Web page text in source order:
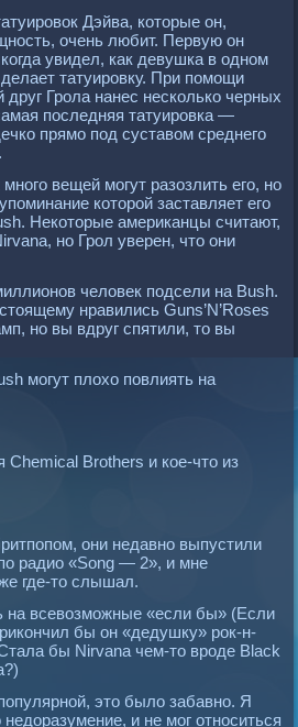
Дэйва, которые он,
очень любит. Первую он
увидел, как девушка в одном
татуировку. При помощи
Грола нанес несколько черных
последняя татуировка —
прямо под суставом среднего
много вещей могут разозлить его, но
которой заставляет его
Некоторые американцы считают,
но Грол уверен, что они
человек подсели на Bush.
нравились Guns’N’Roses
но вы вдруг спятили, то вы
могут плохо повлиять на
Brothers и кое-что из
они недавно выпустили
радио «Song — 2», и мне
где-то слышал.
на всевозможные «если бы» (Если
бы он «дедушку» рок-н-
бы Nirvana чем-то вроде Black
это было забавно. Я
и не мог относиться